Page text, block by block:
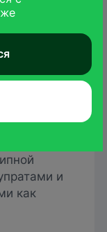
белая гниль,
гниль
и
как